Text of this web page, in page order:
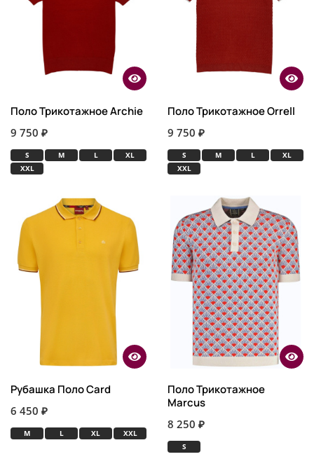
Поло Трикотажное Archie
9 750 ₽
S M L
XL
XXL
Поло Трикотажное Orrell
9 750 ₽
S M L
XL
XXL
Рубашка Поло Card
6 450 ₽
M L XL XXL
Поло Трикотажное
Marcus
8 250 ₽
S